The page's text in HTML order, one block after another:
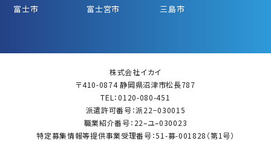
富士市
富士宮市 三島市
株式会社イカイ
〒410-0874 静岡県沼津市松長787
TEL：0120-080-451
派遣許可番号：派22−030015
職業紹介番号：22–ユ–030023
特定募集情報等提供事業受理番号：51-募-001828（第1号）